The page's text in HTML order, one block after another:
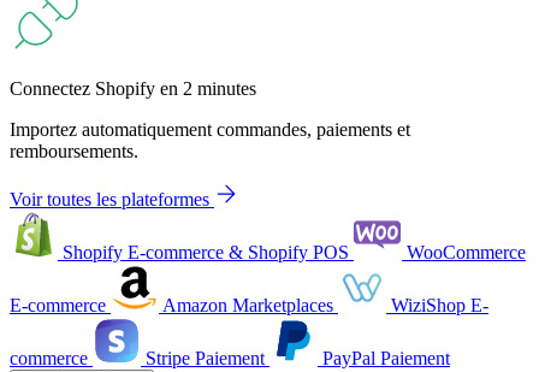
Connectez Shopify en 2 minutes
Importez automatiquement commandes, paiements et
remboursements.
Voir toutes les plateformes
Shopify E-commerce & Shopify POS WooCommerce
E-commerce Amazon Marketplaces WiziShop E-
commerce Stripe Paiement PayPal Paiement